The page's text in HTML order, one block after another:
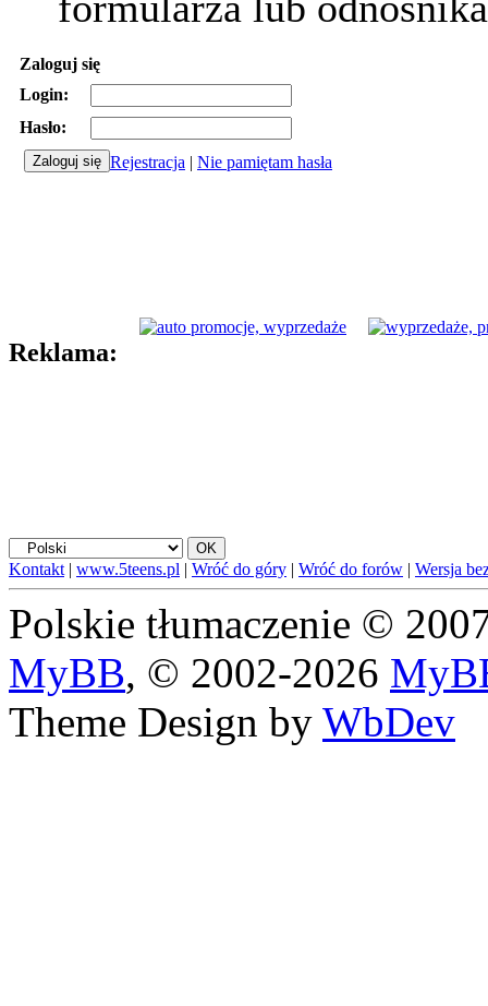
Zaloguj się
Login:
Hasło:
Rejestracja | Nie pamiętam hasła
Reklama:
Kontakt | www.5teens.pl | Wróć do góry | Wróć do forów | Wersja
Polskie tłumaczenie ©
MyBB, © 2002-2026
Theme Design by WbDev